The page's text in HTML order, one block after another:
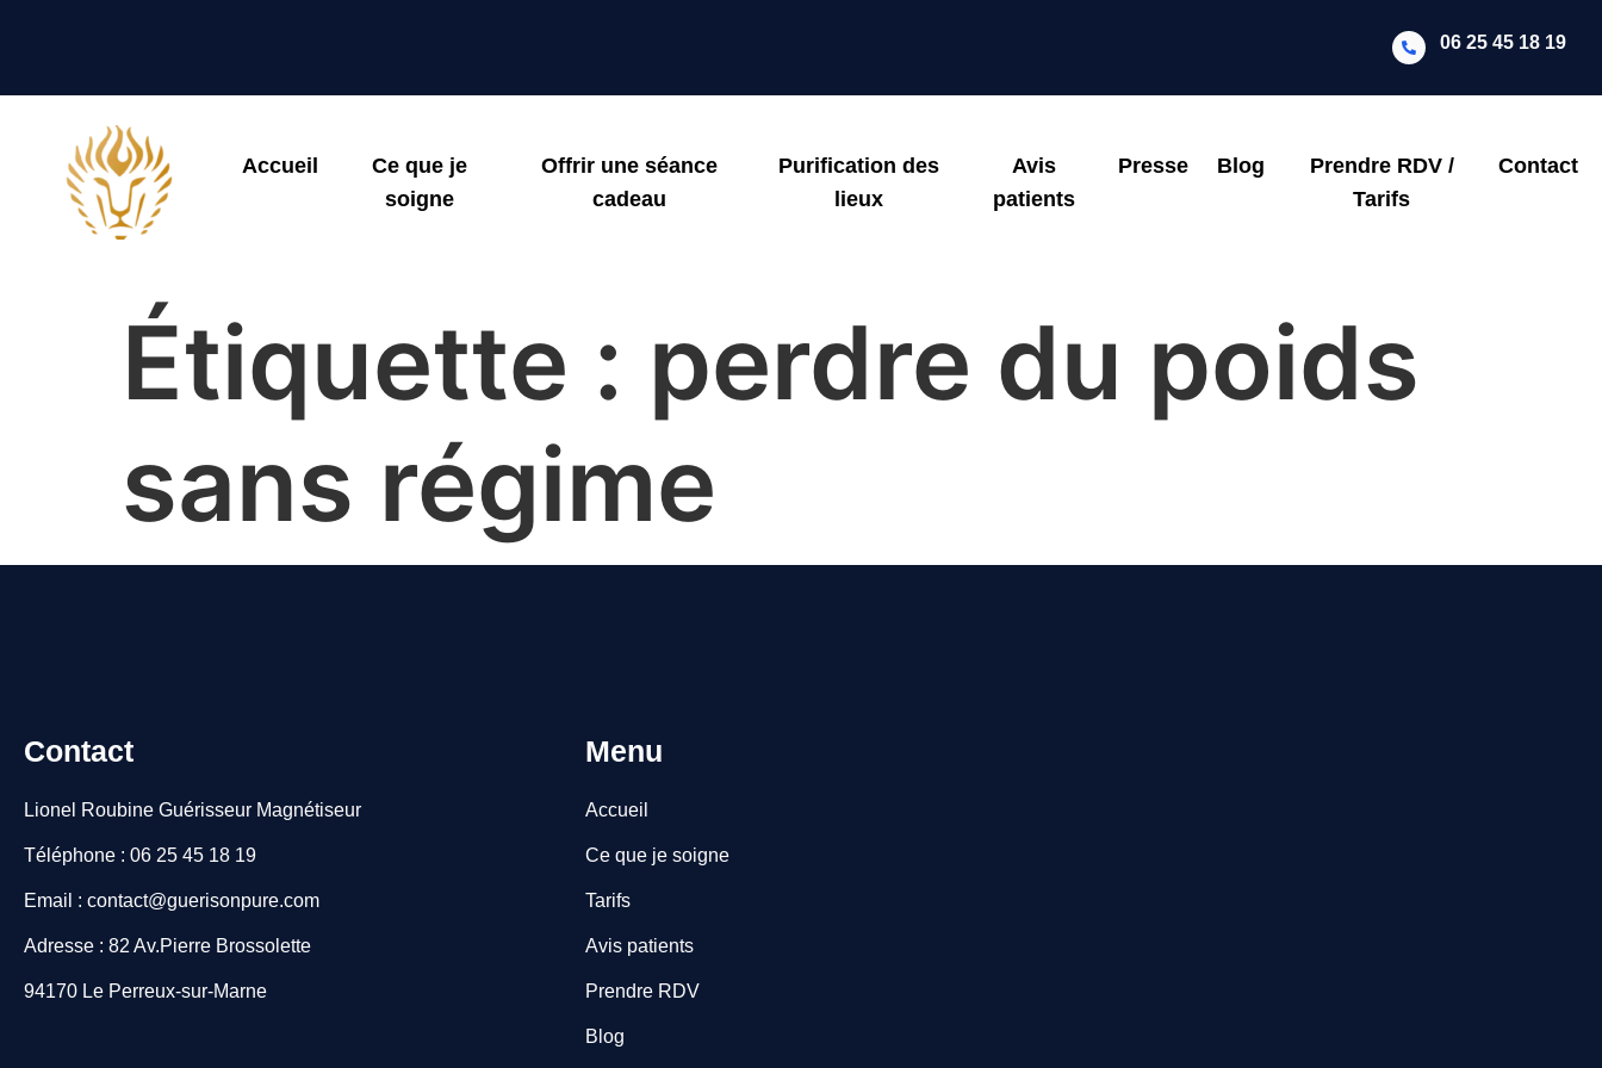
06 25 45 18 19
Accueil
Ce que je
soigne
Offrir une séance
cadeau
Purification des
lieux
Avis
patients
Presse Blog
Prendre RDV /
Tarifs
Contact
Étiquette : perdre du poids
sans régime
Contact
Lionel Roubine Guérisseur Magnétiseur
Téléphone : 06 25 45 18 19
Email : contact@guerisonpure.com
Adresse : 82 Av.Pierre Brossolette
94170 Le Perreux-sur-Marne
Menu
Accueil
Ce que je soigne
Tarifs
Avis patients
Prendre RDV
Blog